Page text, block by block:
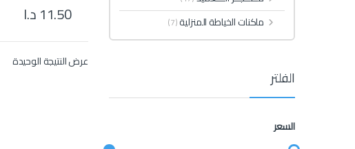
11.50د.ا
عرض النتيجة الوحيدة
ماكنات الخياطة المنزلية(7)
الفلتر
السعر